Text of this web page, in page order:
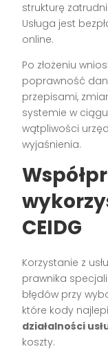
strukturę
Usługa jest
online.
Po złożeniu
poprawność
przepisami,
systemie w
wątpliwości
wyjaśnienia.
CEIDG
Korzystanie z
prawnika
błędów przy
które kody
działalności
koszty.